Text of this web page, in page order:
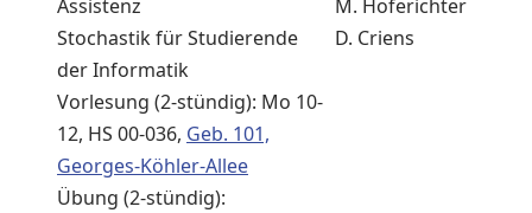
Assistenz
M. Hoferichter
Stochastik für Studierende
der Informatik
D. Criens
Vorlesung (2-stündig): Mo 10-
12, HS 00-036, Geb. 101,
Georges-Köhler-Allee
Übung (2-stündig):